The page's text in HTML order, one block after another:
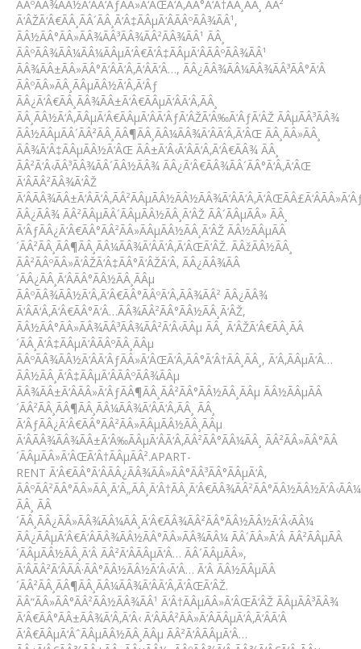
ÃÂºÃÂ¾ÃÂ½Ã‘ÂÃ‘ÂƒÃÂ»Ã‘ÂŒÃ‘Â‚ÃÂ°Ã‘Â†ÃÂ¸ÃÂ¸ ÃÂ²
Ã‘ÂŽÃ‘Â€ÃÂ¸ÃÂ´ÃÂ¸Ã‘Â‡ÃÂµÃ‘ÂÃÂºÃÂ¾ÃÂ¹,
ÃÂ½ÃÂ°ÃÂ»ÃÂ¾ÃÂ³ÃÂ¾ÃÂ²ÃÂ¾ÃÂ¹ ÃÂ¸
ÃÂºÃÂ¾ÃÂ¼ÃÂ¼ÃÂµÃ‘Â€Ã‘Â‡ÃÂµÃ‘ÂÃÂºÃÂ¾ÃÂ¹
ÃÂ¾ÃÂ±ÃÂ»ÃÂ°Ã‘ÂÃ‘Â‚Ã‘ÂÃ‘Â…, ÃÂ¿ÃÂ¾ÃÂ¼ÃÂ¾ÃÂ³ÃÂ°Ã‘Â
ÃÂºÃÂ»ÃÂ¸ÃÂµÃÂ½Ã‘Â‚Ã‘Âƒ
ÃÂ¿Ã‘Â€ÃÂ¸ÃÂ¾ÃÂ±Ã‘Â€ÃÂµÃ‘ÂÃ‘Â‚ÃÂ¸
ÃÂ¸ÃÂ½Ã‘Â‚ÃÂµÃ‘Â€ÃÂµÃ‘ÂÃ‘ÂƒÃ‘ÂŽÃ‘Â‰Ã‘ÂƒÃ‘ÂŽ ÃÂµÃÂ³ÃÂ¾
ÃÂ½ÃÂµÃÂ´ÃÂ²ÃÂ¸ÃÂ¶ÃÂ¸ÃÂ¼ÃÂ¾Ã‘ÂÃ‘Â‚Ã‘ÂŒ ÃÂ¸ÃÂ»ÃÂ¸
ÃÂ¾Ã‘Â‡ÃÂµÃÂ½Ã‘ÂŒ ÃÂ±Ã‘Â‹Ã‘ÂÃ‘Â‚Ã‘Â€ÃÂ¾ ÃÂ¸
ÃÂ²Ã‘Â‹ÃÂ³ÃÂ¾ÃÂ´ÃÂ½ÃÂ¾ ÃÂ¿Ã‘Â€ÃÂ¾ÃÂ´ÃÂ°Ã‘Â‚Ã‘ÂŒ
Ã‘ÂÃÂ²ÃÂ¾Ã‘ÂŽ
ÃÂ¿ÃÂ¾ ÃÂ²ÃÂµÃÂ´ÃÂµÃÂ½ÃÂ¸Ã‘ÂŽ ÃÂ´ÃÂµÃÂ» ÃÂ¸
Ã‘ÂƒÃÂ¿Ã‘Â€ÃÂ°ÃÂ²ÃÂ»ÃÂµÃÂ½ÃÂ¸Ã‘ÂŽ ÃÂ½ÃÂµÃÂ
´ÃÂ²ÃÂ¸ÃÂ¶ÃÂ¸ÃÂ¼ÃÂ¾Ã‘ÂÃ‘Â‚Ã‘ÂŒÃ‘ÂŽ. ÃÂžÃÂ½ÃÂ¸
ÃÂ²ÃÂºÃÂ»Ã‘ÂŽÃ‘Â‡ÃÂ°Ã‘ÂŽÃ‘Â‚ ÃÂ¿ÃÂ¾ÃÂ
´ÃÂ¿ÃÂ¸Ã‘ÂÃÂ°ÃÂ½ÃÂ¸ÃÂµ
ÃÂºÃÂ¾ÃÂ½Ã‘Â‚Ã‘Â€ÃÂ°ÃÂºÃ‘Â‚ÃÂ¾ÃÂ² ÃÂ¿ÃÂ¾
Ã‘ÂÃ‘Â‚Ã‘Â€ÃÂ°Ã‘Â…ÃÂ¾ÃÂ²ÃÂ°ÃÂ½ÃÂ¸Ã‘ÂŽ,
ÃÂ½ÃÂ°ÃÂ»ÃÂ¾ÃÂ³ÃÂ¾ÃÂ²Ã‘Â‹ÃÂµ ÃÂ¸ Ã‘ÂŽÃ‘Â€ÃÂ¸ÃÂ
´ÃÂ¸Ã‘Â‡ÃÂµÃ‘ÂÃÂºÃÂ¸ÃÂµ
ÃÂºÃÂ¾ÃÂ½Ã‘ÂÃ‘ÂƒÃÂ»Ã‘ÂŒÃ‘Â‚ÃÂ°Ã‘Â†ÃÂ¸ÃÂ¸, Ã‘Â‚ÃÂµÃ‘Â…
ÃÂ½ÃÂ¸Ã‘Â‡ÃÂµÃ‘ÂÃÂºÃÂ¾ÃÂµ
ÃÂ¾ÃÂ±Ã‘ÂÃÂ»Ã‘ÂƒÃÂ¶ÃÂ¸ÃÂ²ÃÂ°ÃÂ½ÃÂ¸ÃÂµ ÃÂ½ÃÂµÃÂ
´ÃÂ²ÃÂ¸ÃÂ¶ÃÂ¸ÃÂ¼ÃÂ¾Ã‘ÂÃ‘Â‚ÃÂ¸ ÃÂ¸
Ã‘ÂƒÃÂ¿Ã‘Â€ÃÂ°ÃÂ²ÃÂ»ÃÂµÃÂ½ÃÂ¸ÃÂµ
Ã‘ÂÃÂ¾ÃÂ¾ÃÂ±Ã‘Â‰ÃÂµÃ‘ÂÃ‘Â‚ÃÂ²ÃÂ°ÃÂ¼ÃÂ¸ ÃÂ²ÃÂ»ÃÂ°ÃÂ
´ÃÂµÃÂ»Ã‘ÂŒÃ‘Â†ÃÂµÃÂ².APART-
RENT Ã‘Â€ÃÂ°Ã‘ÂÃÂ¿ÃÂ¾ÃÂ»ÃÂ°ÃÂ³ÃÂ°ÃÂµÃ‘Â‚
ÃÂºÃÂ²ÃÂ°ÃÂ»ÃÂ¸Ã‘Â„ÃÂ¸Ã‘Â†ÃÂ¸Ã‘Â€ÃÂ¾ÃÂ²ÃÂ°ÃÂ½ÃÂ½Ã‘Â‹ÃÂ¼
ÃÂ¸ ÃÂ
´ÃÂ¸ÃÂ¿ÃÂ»ÃÂ¾ÃÂ¼ÃÂ¸Ã‘Â€ÃÂ¾ÃÂ²ÃÂ°ÃÂ½ÃÂ½Ã‘Â‹ÃÂ¼
ÃÂ¿ÃÂµÃ‘Â€Ã‘ÂÃÂ¾ÃÂ½ÃÂ°ÃÂ»ÃÂ¾ÃÂ¼ ÃÂ´ÃÂ»Ã‘Â ÃÂ²ÃÂµÃÂ
´ÃÂµÃÂ½ÃÂ¸Ã‘Â ÃÂ²Ã‘ÂÃÂµÃ‘Â… ÃÂ´ÃÂµÃÂ»,
Ã‘ÂÃÂ²Ã‘ÂÃÂ·ÃÂ°ÃÂ½ÃÂ½Ã‘Â‹Ã‘Â… Ã‘Â ÃÂ½ÃÂµÃÂ
´ÃÂ²ÃÂ¸ÃÂ¶ÃÂ¸ÃÂ¼ÃÂ¾Ã‘ÂÃ‘Â‚Ã‘ÂŒÃ‘ÂŽ.
ÃÂ“ÃÂ»ÃÂ°ÃÂ²ÃÂ½ÃÂ¾ÃÂ¹ Ã‘Â†ÃÂµÃÂ»Ã‘ÂŒÃ‘ÂŽ ÃÂµÃÂ³ÃÂ¾
Ã‘Â€ÃÂ°ÃÂ±ÃÂ¾Ã‘Â‚Ã‘Â‹ Ã‘ÂÃÂ²ÃÂ»Ã‘ÂÃÂµÃ‘Â‚Ã‘ÂÃ‘Â
Ã‘Â€ÃÂµÃ‘ÂˆÃÂµÃÂ½ÃÂ¸ÃÂµ ÃÂ²Ã‘ÂÃÂµÃ‘Â…